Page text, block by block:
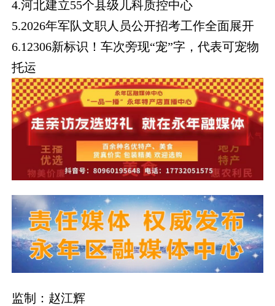
4.河北建立55个县级儿科质控中心
5.2026年军队文职人员公开招考工作全面展开
6.12306新标识！车次旁现“宠”字，代表可宠物
托运
监制：赵江辉